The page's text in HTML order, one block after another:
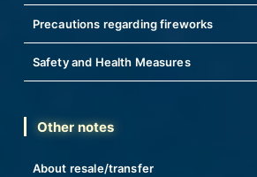
Precautions regarding fireworks
Safety and Health Measures
Other notes
About resale/transfer